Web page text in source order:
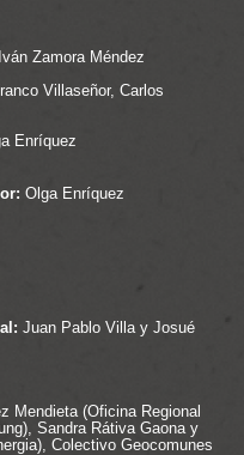
Zamora Méndez
Villaseñor, Carlos
Enríquez
Olga Enríquez
Juan Pablo Villa y Josué
Mendieta (Oficina Regional
Sandra Rátiva Gaona y
Colectivo Geocomunes